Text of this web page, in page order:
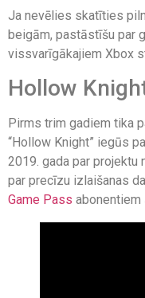
Ja nevēlies skatīties
beigām, pastāstīšu par
vissvarīgākajiem Xbox
Hollow
Pirms trim gadiem tika
“Hollow Knight” iegūs
2019. gada par projektu
par precīzu izlaišanas
Game Pass